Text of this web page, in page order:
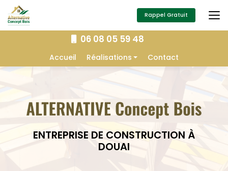
Aller
au
contenu
principal
06 08 05 59 48
Navigation secondaire
Accueil Réalisations
Isolation
Aménagement extérieur
Contact
Rappel Gratuit
ENTREPRISE DE CONSTRUCTION À
DOUAI